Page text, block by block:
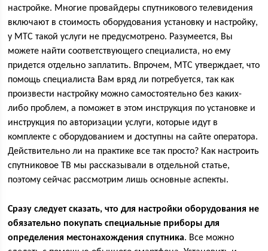
настройке. Многие провайдеры спутникового телевидения
включают в стоимость оборудования установку и настройку,
у МТС такой услуги не предусмотрено. Разумеется, Вы
можете найти соответствующего специалиста, но ему
придется отдельно заплатить. Впрочем, МТС утверждает, что
помощь специалиста Вам вряд ли потребуется, так как
произвести настройку можно самостоятельно без каких-
либо проблем, а поможет в этом инструкция по установке и
инструкция по авторизации услуги, которые идут в
комплекте с оборудованием и доступны на сайте оператора.
Действительно ли на практике все так просто? Как настроить
спутниковое ТВ мы рассказывали в отдельной статье,
поэтому сейчас рассмотрим лишь основные аспекты.
Сразу следует сказать, что для настройки оборудования не
обязательно покупать специальные приборы для
определения местонахождения спутника. Все можно